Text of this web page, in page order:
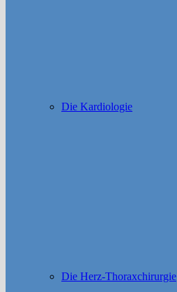
Die Kardiologie
Die Herz-Thoraxchirurgie